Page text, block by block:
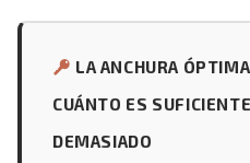
LA ANCHURA
CUÁNTO ES
DEMASIADO